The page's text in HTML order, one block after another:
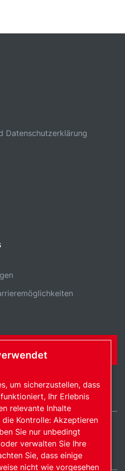
Datenschutzerklärung
© 2026 Copyright.
/ DE
um sicherzustellen, dass
Ihr Erlebnis
relevante Inhalte
die Kontrolle: Akzeptieren
Sie nur unbedingt
verwalten Sie Ihre
Sie, dass einige
nicht wie vorgesehen